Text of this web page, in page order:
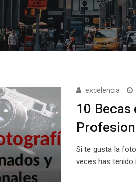
excelencia
10
Si te gusta la
veces has